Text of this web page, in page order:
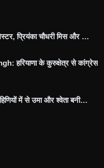
प्रियंका चौधरी मिस और …
हरियाणा के कुरुक्षेत्र से कांग्रेस
में से उमा और श्वेता बनी…